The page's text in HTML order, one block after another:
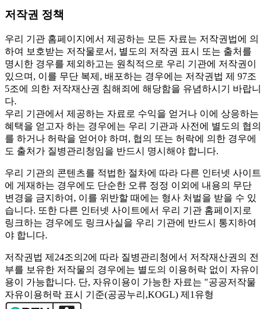
저작권 정책
우리 기관 홈페이지에서 제공하는 모든 자료는 저작권법에 의
하여 보호받는 저작물로서, 별도의 저작권 표시 또는 출처를
명시한 경우를 제외하고는 원칙적으로 우리 기관에 저작권이
있으며, 이를 무단 복제, 배포하는 경우에는 저작권법 제 97조
5조에 의한 저작재산권 침해죄에 해당함을 유념하시기 바랍니
다.
우리 기관에서 제공하는 자료로 수익을 얻거나 이에 상응하는
혜택을 얻고자 하는 경우에는 우리 기관과 사전에 별도의 협의
를 하거나 허락을 얻어야 하며, 협의 또는 허락에 의한 경우에
도 출처가 질병관리청임을 반드시 명시해야 합니다.
우리 기관의 콘텐츠를 적법한 절차에 따라 다른 인터넷 사이트
에 게재하는 경우에도 단순한 오류 정정 이외에 내용의 무단
변경을 금지하여, 이를 위반할 때에는 형사 처벌을 받을 수 있
습니다. 또한 다른 인터넷 사이트에서 우리 기관 홈페이지로
링크하는 경우에도 링크사실을 우리 기관에 반드시 통지하여
야 합니다.
저작권법 제24조의2에 따라 질병관리청에서 저작재산권의 전
부를 보유한 저작물의 경우에는 별도의 이용허락 없이 자유이
용이 가능합니다. 단, 자유이용이 가능한 자료는 "공공저작물
자유이용허락 표시 기준(공공누리,KOGL) 제1유형